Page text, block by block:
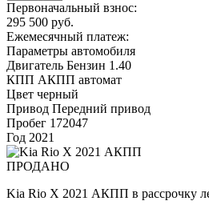
Первоначальный взнос:
295 500 руб.
Ежемесячный платеж:
Параметры автомобиля
Двигатель Бензин 1.40
КПП АКПП автомат
Цвет черный
Привод Передний привод
Пробег 172047
Год 2021
ПРОДАНО
Kia Rio X 2021 АКПП в рассрочку